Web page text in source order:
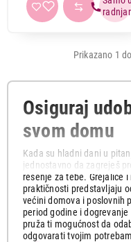
Prikazano 1
Osiguraj
svom domu
Kada su hladni dani u
jednostavno da zagreješ
rešenje za tebe. Grejalice
praktičnosti predstavljaju
većini domova i poslovnih
period godine i
pruža ti mogućnost da
odgovarati tvojim